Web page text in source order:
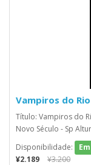
Vampiros do
Título: Vampiros do
Novo Século - Sp
Disponibilidade:
¥2.189
¥3.200